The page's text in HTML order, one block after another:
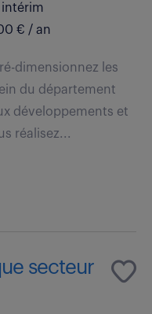
intérim
€ / an
dimensionnez les
du département
développements et
réalisez...
secteur